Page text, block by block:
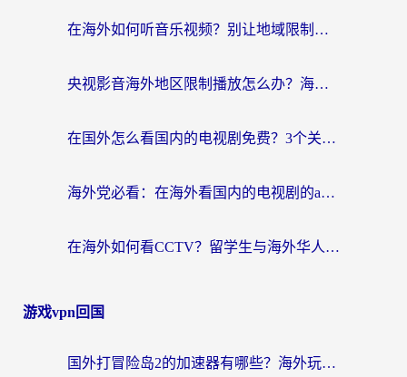
在海外如何听音乐视频？别让地域限制挡住你的华语旋律
央视影音海外地区限制播放怎么办？海外华人必看的追剧自由指南
在国外怎么看国内的电视剧免费？3个关键步骤+1款靠谱加速器帮你搞定
海外党必看：在海外看国内的电视剧的app选对了吗？3步解决地域限制烦恼
在海外如何看CCTV？留学生与海外华人的实用回国加速指南
游戏vpn回国
国外打冒险岛2的加速器有哪些？海外玩家国服畅玩全攻略（附实测推荐）